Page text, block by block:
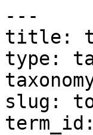
---
title:
type:
slug: